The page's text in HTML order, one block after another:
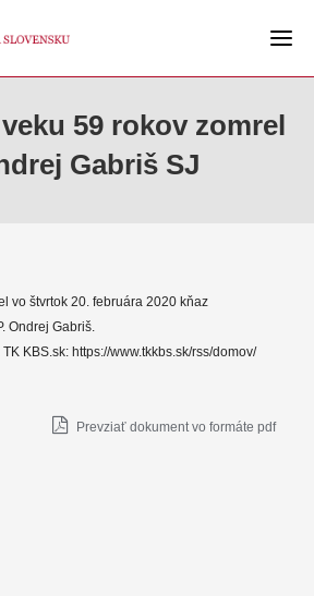
59 rokov zomrel
Gabriš SJ
vo štvrtok 20. februára 2020 kňaz
Ondrej Gabriš.
KBS.sk: https://www.tkkbs.sk/rss/domov/
Prevziať dokument vo formáte pdf